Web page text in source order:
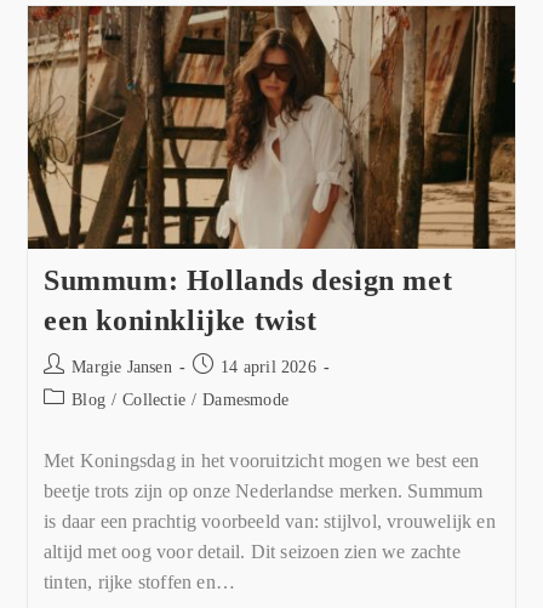
Summum: Hollands design met
een koninklijke twist
Margie Jansen
14 april 2026
Blog / Collectie / Damesmode
Met Koningsdag in het vooruitzicht mogen we best een
beetje trots zijn op onze Nederlandse merken. Summum
is daar een prachtig voorbeeld van: stijlvol, vrouwelijk en
altijd met oog voor detail. Dit seizoen zien we zachte
tinten, rijke stoffen en…